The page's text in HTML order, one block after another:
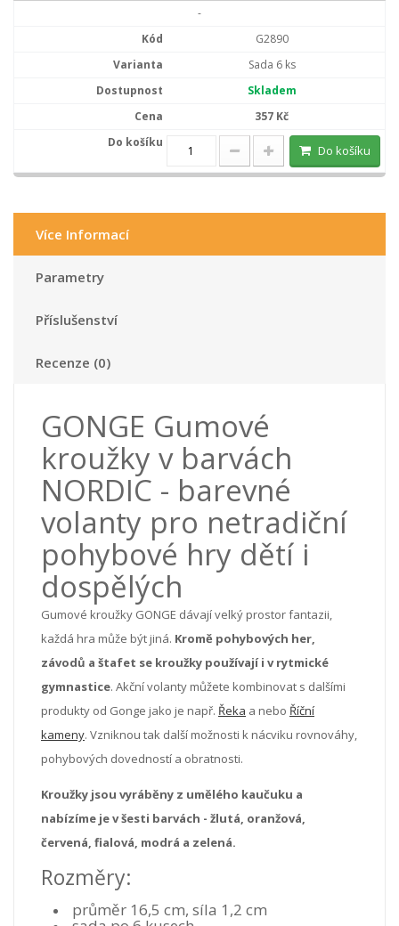
-
G2890
Sada 6 ks
Skladem
357 Kč
Do košíku
Více Informací
Parametry
Příslušenství
Recenze (0)
GONGE Gumové
kroužky v barvách
NORDIC - barevné
volanty pro netradiční
pohybové hry dětí i
dospělých
Gumové kroužky GONGE dávají velký prostor fantazii,
každá hra může být jiná. Kromě pohybových her,
závodů a štafet se kroužky používají i v rytmické
gymnastice. Akční volanty můžete kombinovat s dalšími
produkty od Gonge jako je např. Řeka a nebo Říční
kameny. Vzniknou tak další možnosti k nácviku rovnováhy,
pohybových dovedností a obratnosti.
Kroužky jsou vyráběny z umělého kaučuku a
nabízíme je v šesti barvách - žlutá, oranžová,
červená, fialová, modrá a zelená.
Rozměry:
průměr 16,5 cm, síla 1,2 cm